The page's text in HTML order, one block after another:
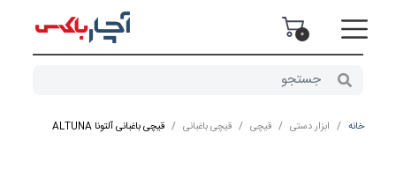
0
خانه ابزار دستی قیچی قیچی باغبانی قیچی باغبانی آلتونا ALTUNA